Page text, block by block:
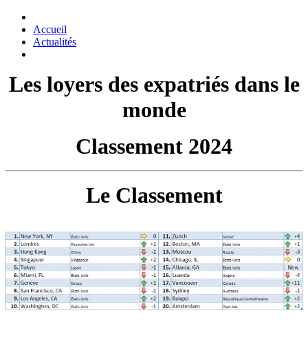
Accueil
Actualités
Les loyers des expatriés dans le
monde
Classement 2024
Le Classement